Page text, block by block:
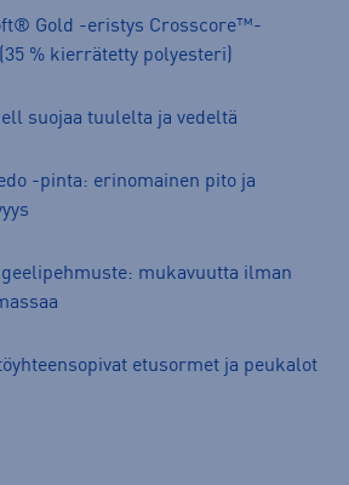
Gold -eristys Crosscore™-
% kierrätetty polyesteri)
suojaa tuulelta ja vedeltä
-pinta: erinomainen pito ja
mukavuutta ilman
etusormet ja peukalot